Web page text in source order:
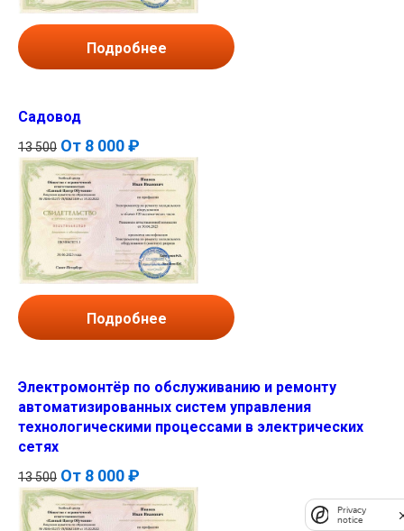
Подробнее
Садовод
13 500 От 8 000 ₽
Подробнее
Электромонтёр по обслуживанию и ремонту
автоматизированных систем управления
технологическими процессами в электрических
сетях
13 500 От 8 000 ₽
Privacy
notice